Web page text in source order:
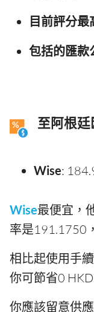
目前評分最
包括的匯款
至阿根廷
Wise:
Wise最便宜，
率是191.1750
相比起使用手
你可節省0 HKD
你應該留意供